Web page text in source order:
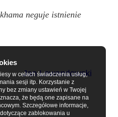
neguje istnienie
Jan Lewandowski
w celach świadczenia usług,
sesji itp. Korzystanie z
bez zmiany ustawień w Twojej
że będą one zapisane na
Szczegółowe informacje,
zablokowania u